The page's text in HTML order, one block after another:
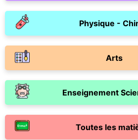
Physique -
Arts
Enseignement
Toutes les